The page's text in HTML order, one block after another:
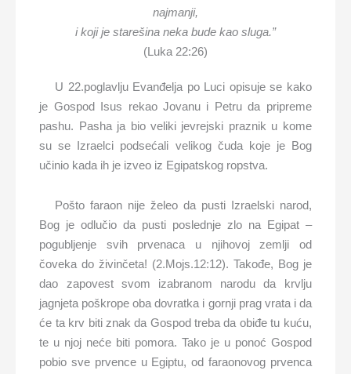
najmanji,
i koji je starešina neka bude kao sluga.”
(L uka 22:26)
U 22.poglavlju Evanđelja po Luci opisuje se kako
je Gospod Isus rekao Jovanu i Petru da pripreme
pashu. Pasha ja bio veliki jevrejski praznik u kome
su se Izraelci podsećali velikog čuda koje je Bog
učinio kada ih je izveo iz Egipatskog ropstva.
Pošto faraon nije želeo da pusti Izraelski narod,
Bog je odlučio da pusti poslednje zlo na Egipat –
pogubljenje svih prvenaca u njihovoj zemlji od
čoveka do živinčeta! (2.Mojs.12:12). Takođe, Bog je
dao zapovest svom izabranom narodu da krvlju
jagnjeta poškrope oba dovratka i gornji prag vrata i da
će ta krv biti znak da Gospod treba da obiđe tu kuću,
te u njoj neće biti pomora. Tako je u ponoć Gospod
pobio sve prvence u Egiptu, od faraonovog prvenca